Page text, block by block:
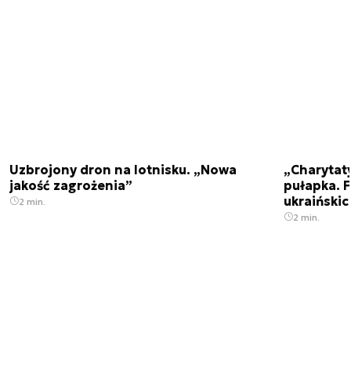
Uzbrojony dron na lotnisku. „Nowa
jakość zagrożenia”
2 min.
pułapka.
2 min.